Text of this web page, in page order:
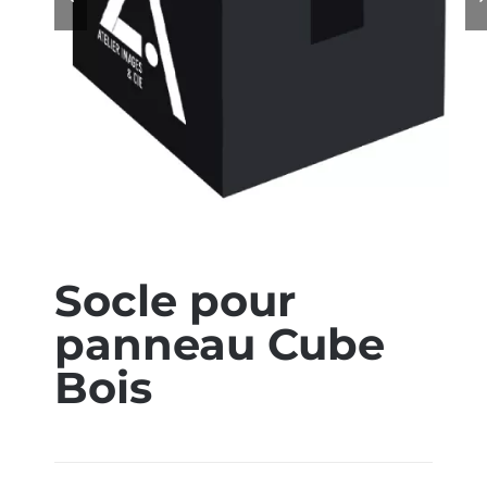
ÉCO-RESPONSABLE
CONTACT
Socle pour
panneau Cube
Bois